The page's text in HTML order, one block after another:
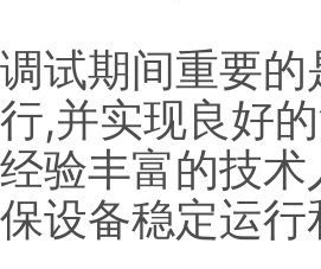
调试期间重要
行,并实现良好
经验丰富的技
保设备稳定运